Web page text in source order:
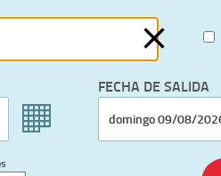
FECHA DE SALIDA